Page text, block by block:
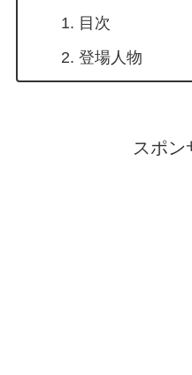
目次
登場人物
スポン